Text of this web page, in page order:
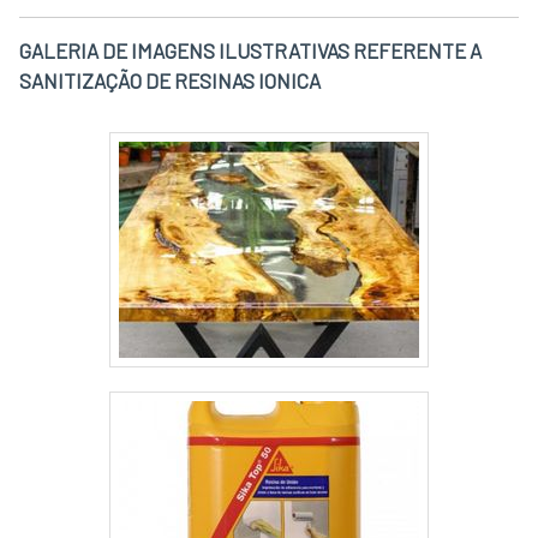
GALERIA DE IMAGENS ILUSTRATIVAS REFERENTE A
SANITIZAÇÃO DE RESINAS IONICA